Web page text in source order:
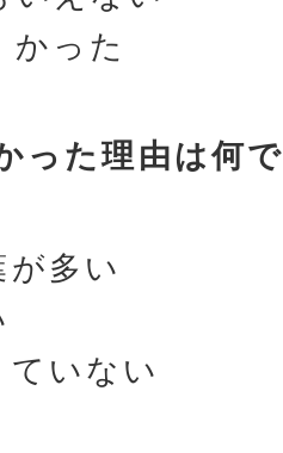
かった
った理由は何
多い
いない